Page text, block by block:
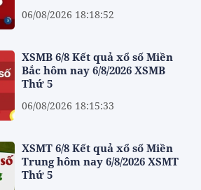
06/08/2026 18:18:52
XSMB 6/8 Kết quả xổ số Miền
Bắc hôm nay 6/8/2026 XSMB
Thứ 5
06/08/2026 18:15:33
XSMT 6/8 Kết quả xổ số Miền
Trung hôm nay 6/8/2026 XSMT
Thứ 5